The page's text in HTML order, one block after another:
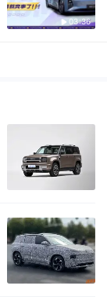
03:36